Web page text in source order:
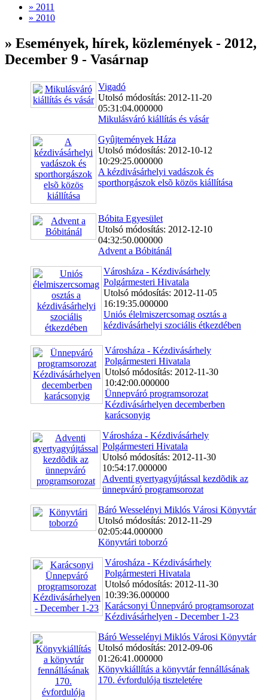
» 2011
» 2010
» Események, hírek, közlemények - 2012,
December 9 - Vasárnap
Vigadó
Utolsó módosítás: 2012-11-20
05:31:04.000000
Mikulásváró kiállítás és vásár
Gyûjtemények Háza
Utolsó módosítás: 2012-10-12
10:29:25.000000
A kézdivásárhelyi vadászok és
sporthorgászok elsõ közös kiállítása
Bóbita Egyesület
Utolsó módosítás: 2012-12-10
04:32:50.000000
Advent a Bóbitánál
Városháza - Kézdivásárhely
Polgármesteri Hivatala
Utolsó módosítás: 2012-11-05
16:19:35.000000
Uniós élelmiszercsomag osztás a
kézdivásárhelyi szociális étkezdében
Városháza - Kézdivásárhely
Polgármesteri Hivatala
Utolsó módosítás: 2012-11-30
10:42:00.000000
Ünnepváró programsorozat
Kézdivásárhelyen decemberben
karácsonyig
Városháza - Kézdivásárhely
Polgármesteri Hivatala
Utolsó módosítás: 2012-11-30
10:54:17.000000
Adventi gyertyagyújtással kezdõdik az
ünnepváró programsorozat
Báró Wesselényi Miklós Városi Könyvtár
Utolsó módosítás: 2012-11-29
02:05:44.000000
Könyvtári toborzó
Városháza - Kézdivásárhely
Polgármesteri Hivatala
Utolsó módosítás: 2012-11-30
10:39:36.000000
Karácsonyi Ünnepváró programsorozat
Kézdivásárhelyen - December 1-23
Báró Wesselényi Miklós Városi Könyvtár
Utolsó módosítás: 2012-09-06
01:26:41.000000
Könyvkiállítás a könyvtár fennállásának
170. évfordulója tiszteletére